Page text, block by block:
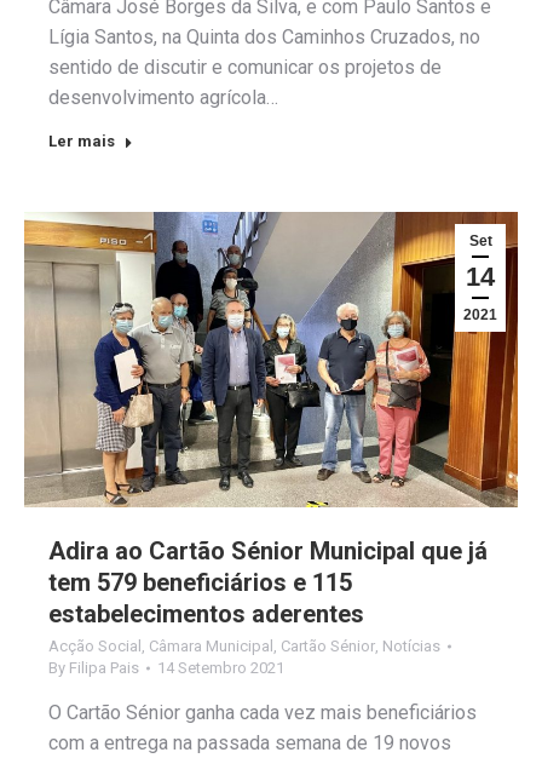
Câmara José Borges da Silva, e com Paulo Santos e
Lígia Santos, na Quinta dos Caminhos Cruzados, no
sentido de discutir e comunicar os projetos de
desenvolvimento agrícola…
Ler mais
Set
14
2021
Adira ao Cartão Sénior Municipal que já
tem 579 beneficiários e 115
estabelecimentos aderentes
Acção Social , Câmara Municipal , Cartão Sénior, Notícias
By Filipa Pais 14 Setembro 2021
O Cartão Sénior ganha cada vez mais beneficiários
com a entrega na passada semana de 19 novos